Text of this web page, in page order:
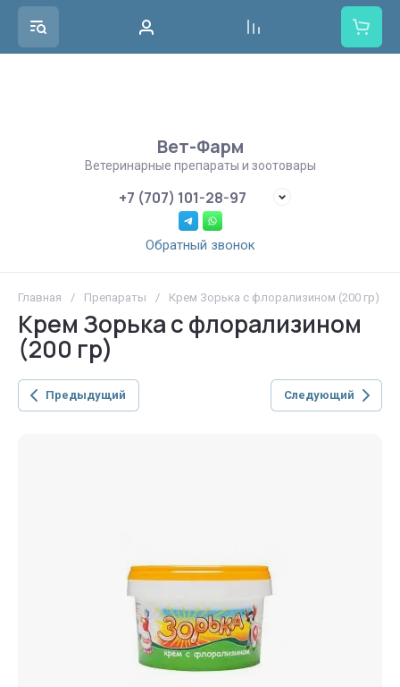
Вет-Фарм
Ветеринарные препараты и зоотовары
+7 (707) 101-28-97
Обратный звонок
Главная / Препараты / Крем Зорька с флорализином (200 гр)
Крем Зорька с флорализином
(200 гр)
Предыдущий Следующий